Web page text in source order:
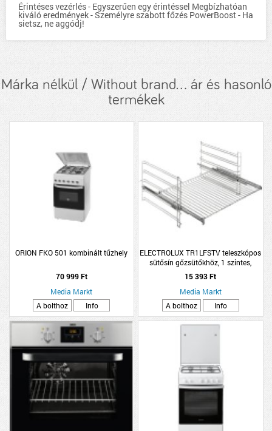
Érintéses vezérlés - Egyszerűen egy érintéssel Megbízhatóan
kiváló eredmények - Személyre szabott főzés PowerBoost - Ha
sietsz, ne aggódj!
Márka nélkül / Without brand... ár és hasonló
termékek
ORION FKO 501 kombinált tűzhely
70 999 Ft
Media Markt
A bolthoz
Info
ELECTROLUX TR1LFSTV teleszkópos
sütősín gőzsütőkhöz, 1 szintes,
teljesen kihúzható
15 393 Ft
Media Markt
A bolthoz
Info